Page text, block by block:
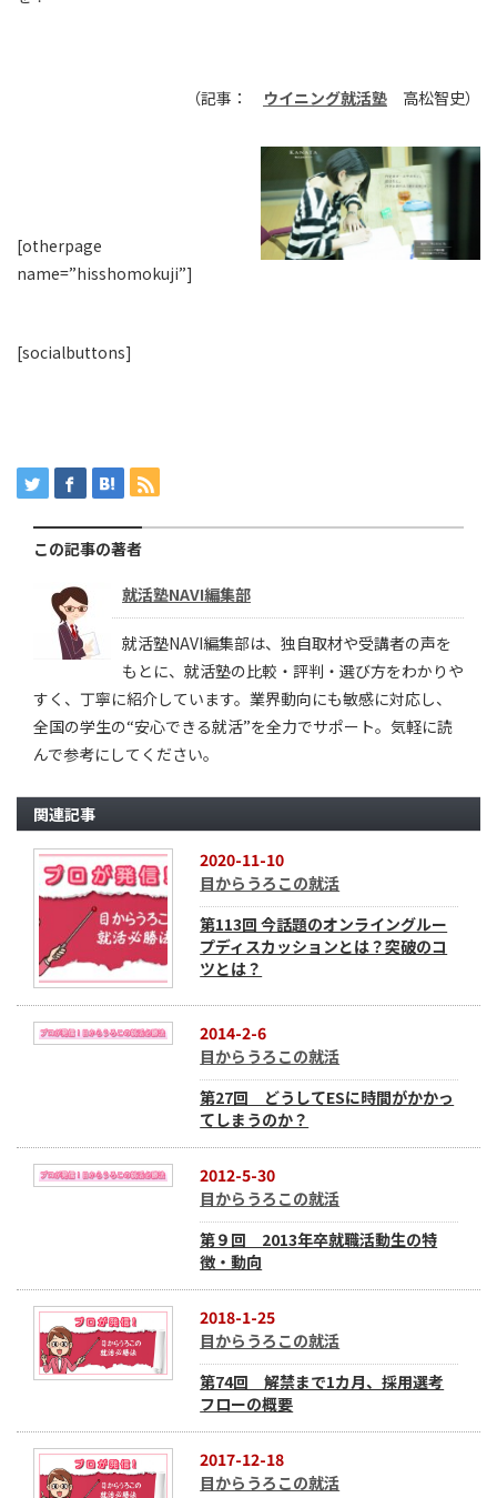
（記事： ウイニング就活塾 高松智史）
[otherpage
name=”hisshomokuji”]
[socialbuttons]
この記事の著者
就活塾NAVI編集部
就活塾NAVI編集部は、独自取材や受講者の声を
もとに、就活塾の比較・評判・選び方をわかりや
すく、丁寧に紹介しています。業界動向にも敏感に対応し、
全国の学生の“安心できる就活”を全力でサポート。気軽に読
んで参考にしてください。
関連記事
2020-11-10
目からうろこの就活
第113回 今話題のオンライングルー
プディスカッションとは？突破のコ
ツとは？
2014-2-6
目からうろこの就活
第27回 どうしてESに時間がかかっ
てしまうのか？
2012-5-30
目からうろこの就活
第９回 2013年卒就職活動生の特
徴・動向
2018-1-25
目からうろこの就活
第74回 解禁まで1カ月、採用選考
フローの概要
2017-12-18
目からうろこの就活